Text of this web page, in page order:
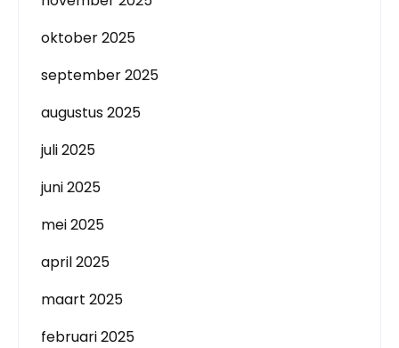
oktober 2025
september 2025
augustus 2025
juli 2025
juni 2025
mei 2025
april 2025
maart 2025
februari 2025